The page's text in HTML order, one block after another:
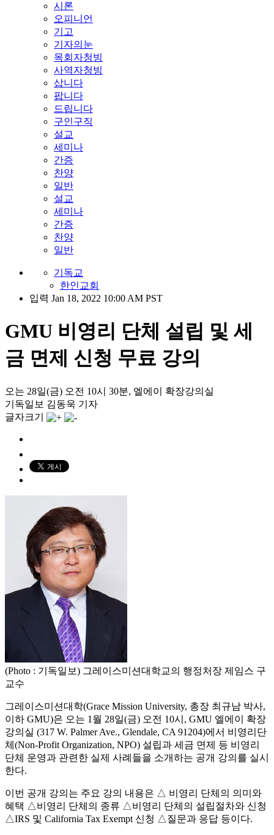
시론
오피니언
기고
기자의눈
목회자청빙
사역자청빙
삽니다
팝니다
드립니다
구인구직
설교
세미나
간증
찬양
일반
설교
세미나
간증
찬양
일반
기독교
한인교회
입력 Jan 18, 2022 10:00 AM PST
GMU 비영리 단체 설립 및 세
금 면제 신청 무료 강의
오는 28일(금) 오전 10시 30분, 엘에이 확장강의실
기독일보 김동욱 기자
글자크기
(Photo : 기독일보) 그레이스미션대학교의 행정처장 제임스 구
교수
그레이스미션대학(Grace Mission University, 총장 최규남 박사,
이하 GMU)은 오는 1월 28일(금) 오전 10시, GMU 엘에이 확장
강의실 (317 W. Palmer Ave., Glendale, CA 91204)에서 비영리단
체(Non-Profit Organization, NPO) 설립과 세금 면제 등 비영리
단체 운영과 관련한 실제 사례들을 소개하는 공개 강의를 실시
한다.
이번 공개 강의는 주요 강의 내용은 △ 비영리 단체의 의미와
혜택 △비영리 단체의 종류 △비영리 단체의 설립절차와 신청
△IRS 및 California Tax Exempt 신청 △질문과 응답 등이다.